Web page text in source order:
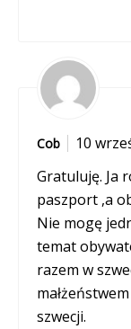
Cob
10
Gratuluję. Ja
paszport ,a
Nie mogę
temat
razem w
szwecji.